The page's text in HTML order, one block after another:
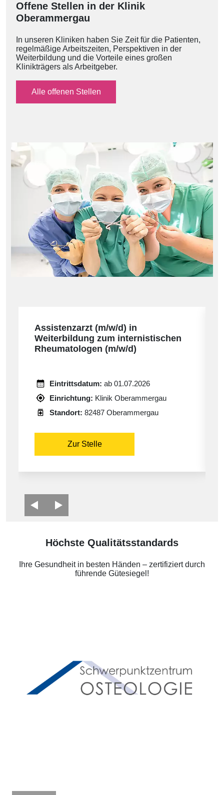
Offene Stellen in der Klinik
Oberammergau
In unseren Kliniken haben Sie Zeit für die Patienten,
regelmäßige Arbeitszeiten, Perspektiven in der
Weiterbildung und die Vorteile eines großen
Klinikträgers als Arbeitgeber.
Alle offenen Stellen
Assistenzarzt (m/w/d) in
Weiterbildung zum internistischen
Rheumatologen (m/w/d)
Eintrittsdatum: ab 01.07.2026
Einrichtung: Klinik Oberammergau
Standort: 82487 Oberammergau
Zur Stelle
Höchste Qualitätsstandards
Ihre Gesundheit in besten Händen – zertifiziert durch
führende Gütesiegel!